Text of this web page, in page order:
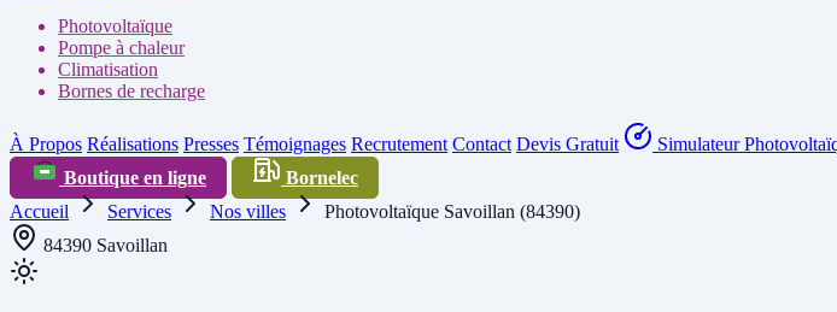
Photovoltaïque
Pompe à chaleur
Climatisation
Bornes de recharge
À Propos Réalisations Presses Témoignages Recrutement Contact Devis Gratuit Simulateur
Boutique en ligne
Bornelec
Accueil
Services Nos villes
Photovoltaïque Savoillan (84390)
84390 Savoillan